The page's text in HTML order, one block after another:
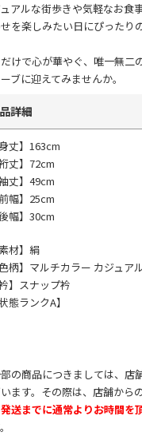
アルな街歩きや気軽なお食
を楽しみたい日にぴったり
けで心が華やぐ、唯一無二
ブに迎えてみませんか。
詳細
身丈】163cm
裄丈】72cm
袖丈】49cm
前幅】25cm
後幅】30cm
素材】絹
色柄】マルチカラー カジュア
衿】スナップ衿
状態ランクA】
の商品につきましては、店
ます。その際は、店舗から
発送までに通常よりお時間を